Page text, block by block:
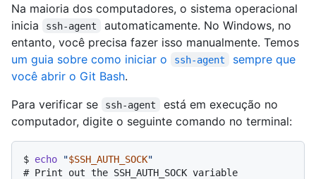
Na maioria dos computadores, o sistema operacional
inicia
ssh-agent
automaticamente. No Windows, no
entanto, você precisa fazer isso manualmente. Temos
um guia sobre como iniciar o
ssh-agent
sempre que
você abrir o Git Bash.
Para verificar se
ssh-agent
está em execução no
computador, digite o seguinte comando no terminal:
$ echo "$SSH_AUTH_SOCK"
# Print out the SSH_AUTH_SOCK variable